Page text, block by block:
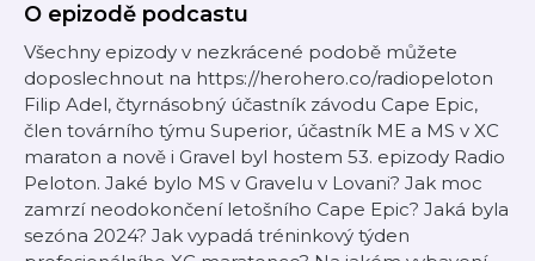
O epizodě podcastu
Všechny epizody v nezkrácené podobě můžete
doposlechnout na https://herohero.co/radiopeloton
Filip Adel, čtyrnásobný účastník závodu Cape Epic,
člen továrního týmu Superior, účastník ME a MS v XC
maraton a nově i Gravel byl hostem 53. epizody Radio
Peloton. Jaké bylo MS v Gravelu v Lovani? Jak moc
zamrzí neodokončení letošního Cape Epic? Jaká byla
sezóna 2024? Jak vypadá tréninkový týden